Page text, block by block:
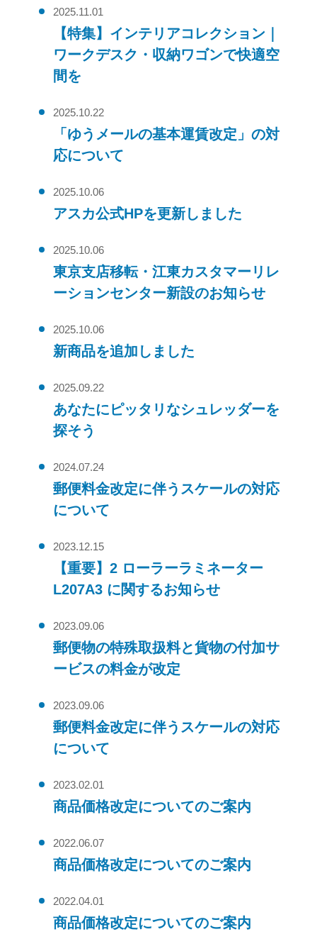
2025.11.01
【特集】インテリアコレクション｜
ワークデスク・収納ワゴンで快適空
間を
2025.10.22
「ゆうメールの基本運賃改定」の対
応について
2025.10.06
アスカ公式HPを更新しました
2025.10.06
東京支店移転・江東カスタマーリレ
ーションセンター新設のお知らせ
2025.10.06
新商品を追加しました
2025.09.22
あなたにピッタリなシュレッダーを
探そう
2024.07.24
郵便料金改定に伴うスケールの対応
について
2023.12.15
【重要】2 ローラーラミネーター
L207A3 に関するお知らせ
2023.09.06
郵便物の特殊取扱料と貨物の付加サ
ービスの料金が改定
2023.09.06
郵便料金改定に伴うスケールの対応
について
2023.02.01
商品価格改定についてのご案内
2022.06.07
商品価格改定についてのご案内
2022.04.01
商品価格改定についてのご案内